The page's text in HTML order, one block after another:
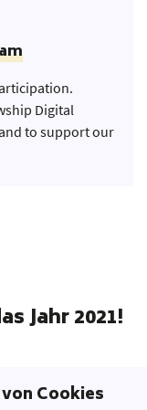
Digital
to support our
Jahr 2021!
Cookies